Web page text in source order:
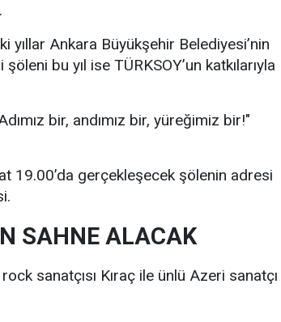
yıllar Ankara Büyükşehir Belediyesi’nin
bu yıl ise TÜRKSOY’un katkılarıyla
bir, andımız bir, yüreğimiz bir!"
19.00’da gerçekleşecek şölenin adresi
SAHNE ALACAK
sanatçısı Kıraç ile ünlü Azeri sanatçı